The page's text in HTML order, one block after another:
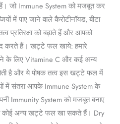
हैं। जो Immune System को मजबूत कर
में पाए जाने वाले कैरोटीनॉयड, बीटा
प्रतिरक्षा को बढ़ाते हैं और आपको
करते हैं। खट्टे फल खाये: हमारे
के लिए Vitamine C और कई अन्य
है और ये पोषक तत्व इस खट्टे फल में
में संतरा आपके Immune System के
Immunity System को मजबूत बनाए
कोई अन्य खट्टे फल खा सकते हैं। Dry